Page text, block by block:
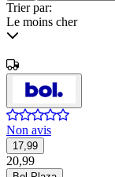
Trier par:
Le moins cher
Non avis
17,99
20,99